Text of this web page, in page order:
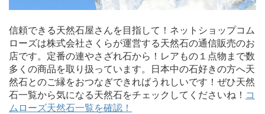
信頼できる天然石屋さんを目指して！ネットショップコム
ローズは株式会社さくらが運営する天然石の通信販売のお
店です。定番の連やさざれ石から！レアもの１点物まで数
多くの商品を取り扱っています。日本中の石好きの方へ天
然石とのご縁をおつなぎできればうれしいです！ぜひ天然
石一覧から気になる天然石をチェックしてくださいね！ コ
ムローズ天然石一覧を確認！